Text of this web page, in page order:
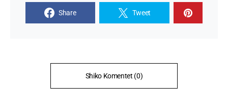
Share Tweet
Shiko Komentet (0)